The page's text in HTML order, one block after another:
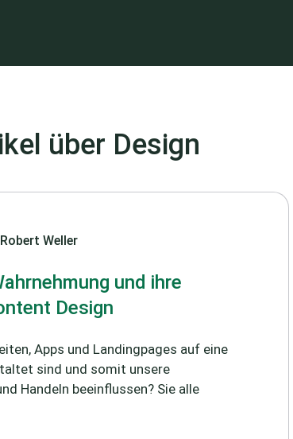
über Design
Robert Weller
und ihre
Design
Apps und Landingpages auf eine
sind und somit unsere
Handeln beeinflussen? Sie alle